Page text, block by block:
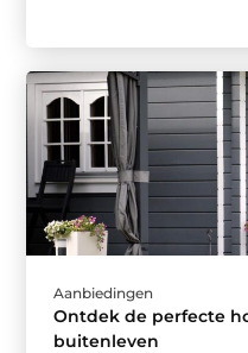
Aanbiedingen
Ontdek de perfecte
buitenleven